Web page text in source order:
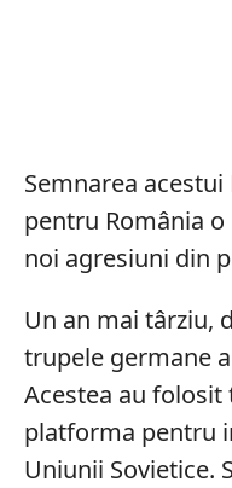
Semnarea
pentru România
noi agresiuni din
Un an mai târziu,
trupele germane
Acestea au
platforma pentru
Uniunii Sovietice.